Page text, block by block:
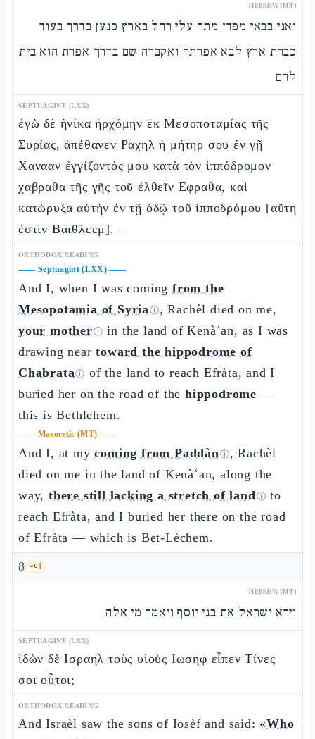
HEBREW (MT)
ואני בבאי מפדן מתה עלי רחל בארץ כנען בדרך בעוד
כברת ארץ לבא אפרתה ואקברה שם בדרך אפרת הוא בית
לחם
SEPTUAGINT (LXX)
ἐγὼ δὲ ἡνίκα ἠρχόμην ἐκ Μεσοποταμίας τῆς
Συρίας, ἀπέθανεν Ραχηλ ἡ μήτηρ σου ἐν γῇ
Χανααν ἐγγίζοντός μου κατὰ τὸν ἱππόδρομον
χαβραθα τῆς γῆς τοῦ ἐλθεῖν Εφραθα, καὶ
κατώρυξα αὐτὴν ἐν τῇ ὁδῷ τοῦ ἱπποδρόμου [αὕτη
ἐστὶν Βαιθλεεμ]. –
ORTHODOX READING
—— Septuagint (LXX)——
And I, when I was coming from the
Mesopotamia of Syriaⓘ, Rachèl died on me,
your motherⓘ in the land of Kenàʿan, as I was
drawing neartoward the hippodrome of
Chabrataⓘ of the land to reach Efràta, and I
buried her on the road of thehippodrome —
this is Bethlehem.
—— Masoretic (MT) ——
And I, at mycoming from Paddànⓘ, Rachèl
died on me in the land of Kenàʿan, along the
way, there still lacking a stretch of landⓘ to
reach Efràta, and I buried her there on the road
of Efràta — which is Bet-Lèchem.
8 🗝️1
HEBREW (MT)
וירא ישראל את בני יוסף ויאמר מי אלה
SEPTUAGINT (LXX)
ἰδὼν δὲ Ισραηλ τοὺς υἱοὺς Ιωσηφ εἶπεν Τίνες
σοι οὗτοι;
ORTHODOX READING
And Israèl saw the sons of Iosèf and said: «Who